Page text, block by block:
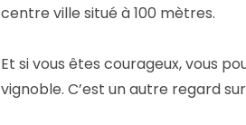
centre ville situé à 100 mètres.
Et si vous êtes courageux, vous
vignoble. C’est un autre regard